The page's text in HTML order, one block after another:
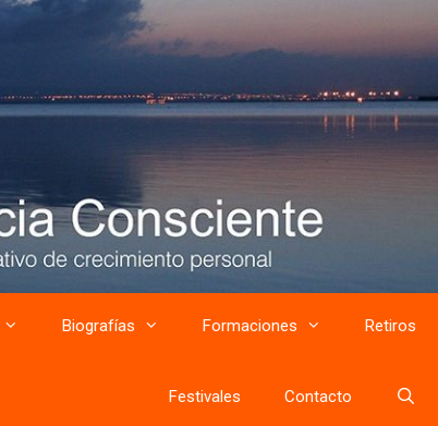
Biografías Formaciones Retiros
Festivales Contacto